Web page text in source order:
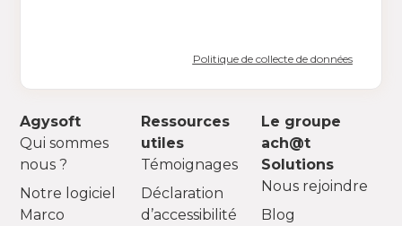
Agysoft
Qui sommes
nous ?
Notre logiciel
Marco
Ressources
utiles
Témoignages
Déclaration
d’accessibilité
Le groupe
ach@t
Solutions
Nous rejoindre
Blog
Politique de collecte de données